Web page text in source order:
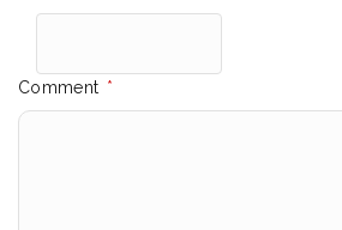
Comment *